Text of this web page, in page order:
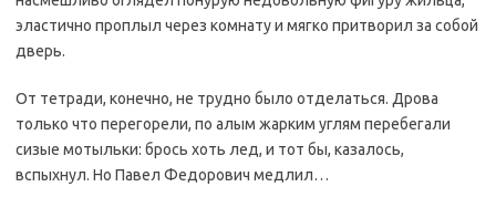
эластично проплыл через комнату и мягко притворил за собой
дверь.
От тетради, конечно, не трудно было отделаться. Дрова
только что перегорели, по алым жарким углям перебегали
сизые мотыльки: брось хоть лед, и тот бы, казалось,
вспыхнул. Но Павел Федорович медлил…